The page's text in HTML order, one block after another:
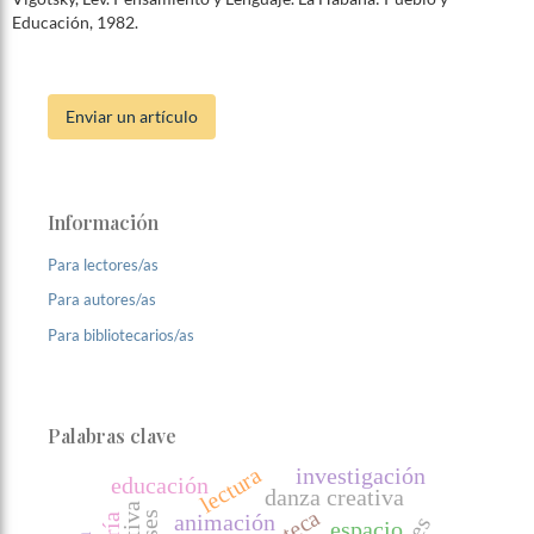
Educación, 1982.
Enviar un artículo
Información
Para lectores/as
Para autores/as
Para bibliotecarios/as
Palabras clave
animación
lecturadanza creativa
investigación
educación